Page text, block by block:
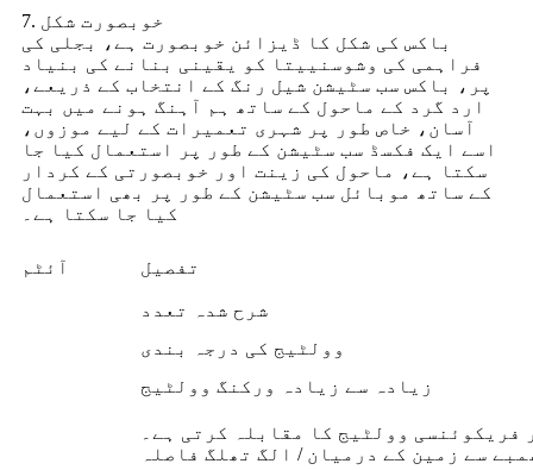
7. خوبصورت شکل
باکس کی شکل کا ڈیزائن خوبصورت ہے، بجلی کی
فراہمی کی وشوسنییتا کو یقینی بنانے کی بنیاد
پر، باکس سب سٹیشن شیل رنگ کے انتخاب کے ذریعے،
ارد گرد کے ماحول کے ساتھ ہم آہنگ ہونے میں بہت
آسان، خاص طور پر شہری تعمیرات کے لیے موزوں،
اسے ایک فکسڈ سب سٹیشن کے طور پر استعمال کیا جا
سکتا ہے، ماحول کی زینت اور خوبصورتی کے کردار
کے ساتھ موبائل سب سٹیشن کے طور پر بھی استعمال
کیا جا سکتا ہے۔
آئٹم تفصیل
شرح شدہ تعدد
وولٹیج کی درجہ بندی
زیادہ سے زیادہ ورکنگ وولٹیج
فریکوئنسی وولٹیج کا مقابلہ کرتی ہے۔
سے زمین کے درمیان / الگ تھلگ فاصلہ